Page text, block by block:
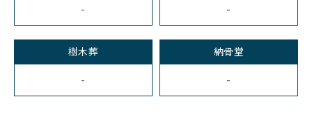
- -
樹木葬
-
納骨堂
-